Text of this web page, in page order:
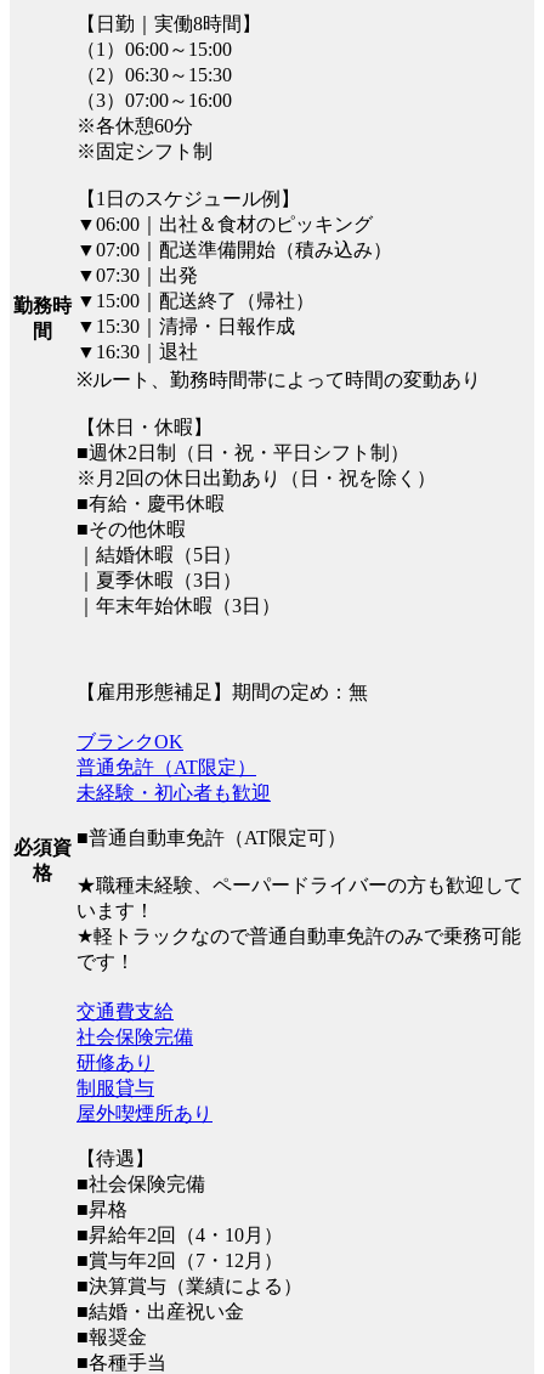
勤務時
間
【日勤｜実働8時間】
（1）06:00～15:00
（2）06:30～15:30
（3）07:00～16:00
※各休憩60分
※固定シフト制
【1日のスケジュール例】
▼06:00｜出社＆食材のピッキング
▼07:00｜配送準備開始（積み込み）
▼07:30｜出発
▼15:00｜配送終了（帰社）
▼15:30｜清掃・日報作成
▼16:30｜退社
※ルート、勤務時間帯によって時間の変動あり
【休日・休暇】
■週休2日制（日・祝・平日シフト制）
※月2回の休日出勤あり（日・祝を除く）
■有給・慶弔休暇
■その他休暇
｜結婚休暇（5日）
｜夏季休暇（3日）
｜年末年始休暇（3日）
【雇用形態補足】期間の定め：無
必須資
格
ブランクOK
普通免許（AT限定）
未経験・初心者も歓迎
■普通自動車免許（AT限定可）
★職種未経験、ペーパードライバーの方も歓迎して
います！
★軽トラックなので普通自動車免許のみで乗務可能
です！
交通費支給
社会保険完備
研修あり
制服貸与
屋外喫煙所あり
【待遇】
■社会保険完備
■昇格
■昇給年2回（4・10月）
■賞与年2回（7・12月）
■決算賞与（業績による）
■結婚・出産祝い金
■報奨金
■各種手当